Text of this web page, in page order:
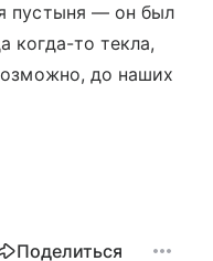
пустыня — он был
когда-то текла,
до наших
Поделиться